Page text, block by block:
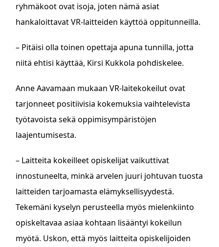
ryhmäkoot ovat isoja, joten nämä asiat
hankaloittavat VR-laitteiden käyttöä oppitunneilla.
– Pitäisi olla toinen opettaja apuna tunnilla, jotta
niitä ehtisi käyttää, Kirsi Kukkola pohdiskelee.
Anne Aavamaan mukaan VR-laitekokeilut ovat
tarjonneet positiivisia kokemuksia vaihtelevista
työtavoista sekä oppimisympäristöjen
laajentumisesta.
– Laitteita kokeilleet opiskelijat vaikuttivat
innostuneelta, minkä arvelen juuri johtuvan tuosta
laitteiden tarjoamasta elämyksellisyydestä.
Tekemäni kyselyn perusteella myös mielenkiinto
opiskeltavaa asiaa kohtaan lisääntyi kokeilun
myötä. Uskon, että myös laitteita opiskelijoiden